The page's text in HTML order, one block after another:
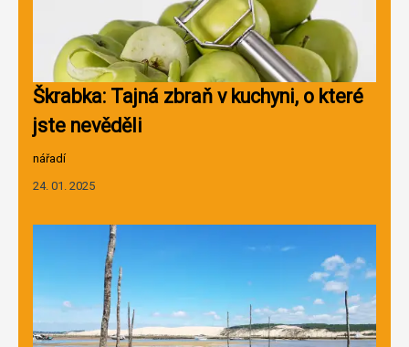
Škrabka: Tajná zbraň v kuchyni, o které
jste nevěděli
nářadí
24. 01. 2025